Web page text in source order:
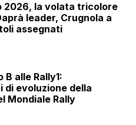
2026, la volata tricolore
leader, Crugnola a
assegnati
B alle Rally1:
di evoluzione della
Mondiale Rally